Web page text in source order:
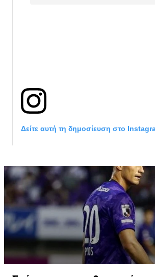
Δείτε αυτή τη δημοσίευση στο